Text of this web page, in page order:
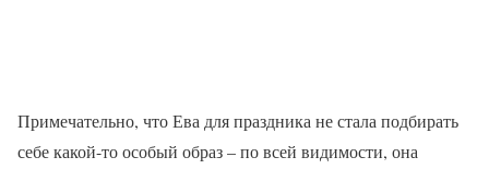
Примечательно, что Ева для праздника не стала подбирать
себе какой-то особый образ – по всей видимости, она